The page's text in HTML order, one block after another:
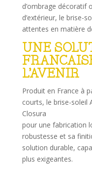
d’ombrage décoratif
d’extérieur, le brise-
attentes en matière
UNE
L’AVENIR
Produit en France à
courts, le brise-soleil
Closura
pour une fabrication
robustesse et sa
solution durable,
plus exigeantes.